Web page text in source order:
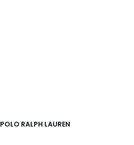
POLO RALPH LAUREN